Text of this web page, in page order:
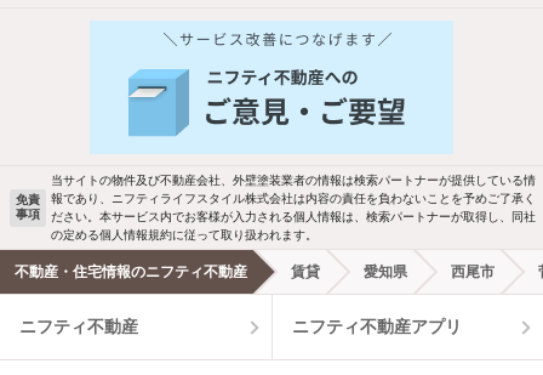
バス・トイレ別 2階以上
洗濯機置場あり 独立洗面台
エアコンあり 都市ガス
温水洗浄便座 オートロック
免責
事項
当サイトの物件及び不動産会社、外壁塗装業者の情報は検索パートナーが提供している情
報であり、ニフティライフスタイル株式会社は内容の責任を負わないことを予めご了承く
ださい。本サービス内でお客様が入力される個人情報は、検索パートナーが取得し、同社
の定める個人情報規約に従って取り扱われます。
不動産・住宅情報のニフティ不動産 賃貸 愛知県 西尾市
ニフティ不動産 ニフティ不動産アプリ